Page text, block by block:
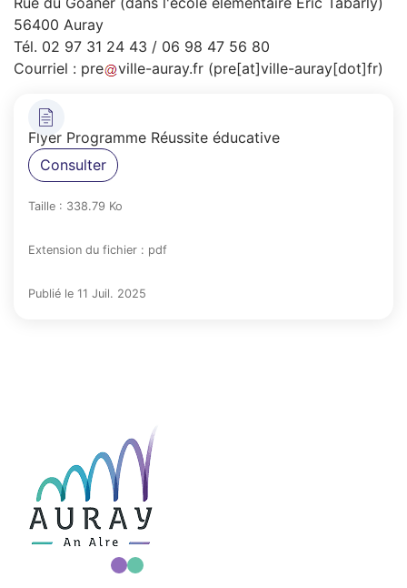
56400 Auray
Tél. 02 97 31 24 43 / 06 98 47 56 80
Courriel : pre ville-auray.fr (pre[at]ville-auray[dot]fr)
Flyer Programme Réussite éducative
Consulter
Taille : 338.79 Ko
Extension du fichier : pdf
Publié le 11 Juil. 2025